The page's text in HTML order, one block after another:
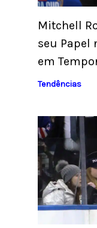
Mitchell
seu Papel
em
Tendências